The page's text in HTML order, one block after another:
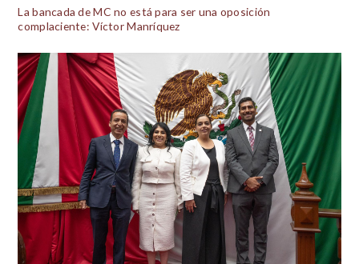
La bancada de MC no está para ser una oposición
complaciente: Víctor Manríquez